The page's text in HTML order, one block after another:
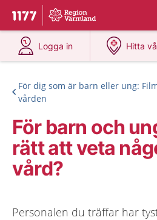
Till startsidan för 1177
Du har valt region
Logga in
på 1177.se
Hitta
på
För dig som är barn eller ung:
vården
För barn och
rätt att veta
vård?
Personalen du träffar har